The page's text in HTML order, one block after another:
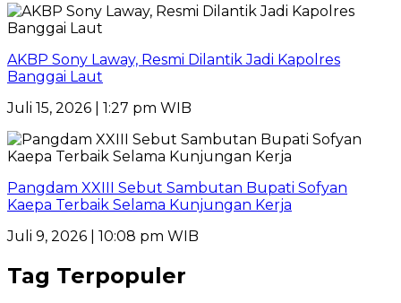
AKBP Sony Laway, Resmi Dilantik Jadi Kapolres
Banggai Laut
Juli 15, 2026 | 1:27 pm WIB
Pangdam XXIII Sebut Sambutan Bupati Sofyan
Kaepa Terbaik Selama Kunjungan Kerja
Juli 9, 2026 | 10:08 pm WIB
Tag Terpopuler